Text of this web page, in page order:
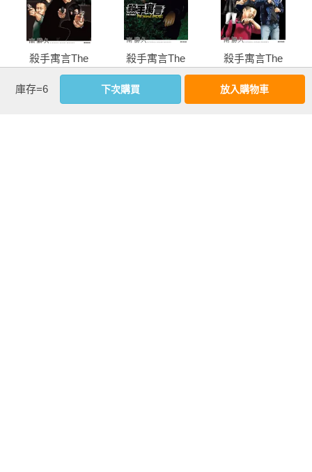
殺手寓言The
second
contact(08)
殺手寓言The
second
contact(07)
殺手寓言The
second
contact(05)
庫存=6 下次購買 放入購物車